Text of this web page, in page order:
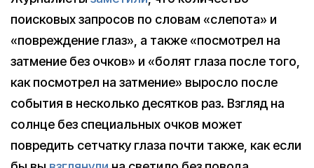
поисковых запросов по словам «слепота» и
«повреждение глаз», а также «посмотрел на
затмение без очков» и «болят глаза после того,
как посмотрел на затмение» выросло после
события в несколько десятков раз. Взгляд на
солнце без специальных очков может
повредить сетчатку глаза почти также, как если